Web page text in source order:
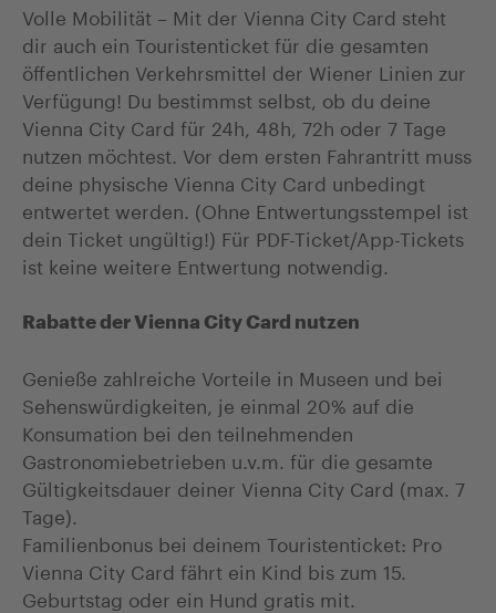
Volle Mobilität – Mit der Vienna City Card steht
dir auch ein Touristenticket für die gesamten
öffentlichen Verkehrsmittel der Wiener Linien zur
Verfügung! Du bestimmst selbst, ob du deine
Vienna City Card für 24h, 48h, 72h oder 7 Tage
nutzen möchtest. Vor dem ersten Fahrantritt muss
deine physische Vienna City Card unbedingt
entwertet werden. (Ohne Entwertungsstempel ist
dein Ticket ungültig!) Für PDF-Ticket/App-Tickets
ist keine weitere Entwertung notwendig.
Rabatte der Vienna City Card nutzen
Genieße zahlreiche Vorteile in Museen und bei
Sehenswürdigkeiten, je einmal 20% auf die
Konsumation bei den teilnehmenden
Gastronomiebetrieben u.v.m. für die gesamte
Gültigkeitsdauer deiner Vienna City Card (max. 7
Tage).
Familienbonus bei deinem Touristenticket: Pro
Vienna City Card fährt ein Kind bis zum 15.
Geburtstag oder ein Hund gratis mit.